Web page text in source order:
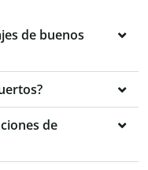
de buenos
de